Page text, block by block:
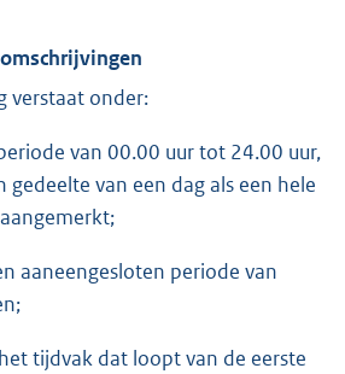
verstaat onder:
van 00.00 uur tot 24.00 uur,
gedeelte van een dag als een hele
aaneengesloten periode van
tijdvak dat loopt van de eerste